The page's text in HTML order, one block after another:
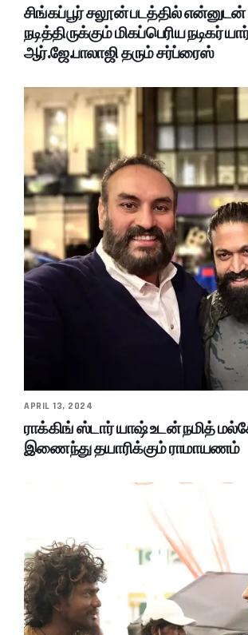
சிங்கப்பூர் சலூன் படத்தில் என்னுடன்
நடித்திருக்கும் மிகப்பெரிய நடிகர்
ஆர்.ஜே.பாலாஜி தரும் சர்ப்ரைஸ்
APRIL 13, 2024
ராக்கிங் ஸ்டார் யாஷ் உடன் நமித்
இணைந்து தயாரிக்கும் ராமாயணம்